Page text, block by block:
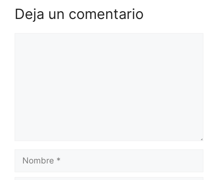
Deja un comentario